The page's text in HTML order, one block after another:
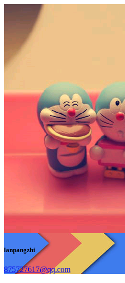
lanpangzhi
875727617@qq.com